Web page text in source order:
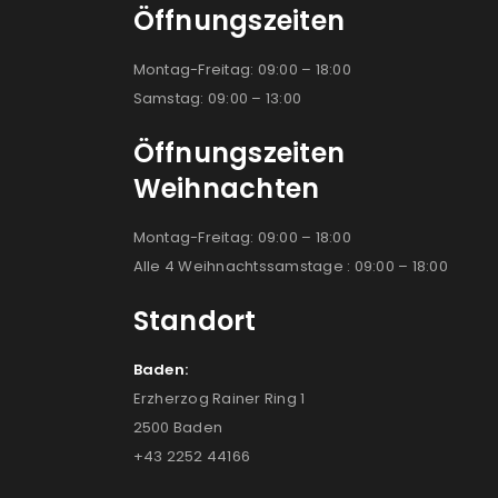
Öffnungszeiten
Montag-Freitag: 09:00 – 18:00
Samstag: 09:00 – 13:00
Öffnungszeiten
Weihnachten
Montag-Freitag: 09:00 – 18:00
Alle 4 Weihnachtssamstage : 09:00 – 18:00
Standort
Baden:
Erzherzog Rainer Ring 1
2500 Baden
+43 2252 44166